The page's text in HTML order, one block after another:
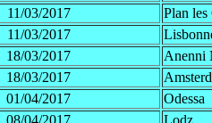
11/03/2017
Plan les
11/03/2017
18/03/2017
Anenni
18/03/2017
01/04/2017
Odessa
08/04/2017
Lodz